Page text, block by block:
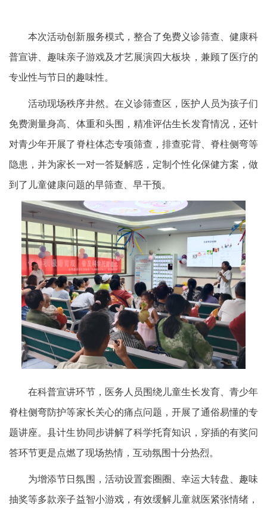
本次活动创新服务模式，整合了免费义诊筛查、健康科
普宣讲、趣味亲子游戏及才艺展演四大板块，兼顾了医疗的
专业性与节日的趣味性。
活动现场秩序井然。在义诊筛查区，医护人员为孩子们
免费测量身高、体重和头围，精准评估生长发育情况，还针
对青少年开展了脊柱体态专项筛查，排查驼背、脊柱侧弯等
隐患，并为家长一对一答疑解惑，定制个性化保健方案，做
到了儿童健康问题的早筛查、早干预。
在科普宣讲环节，医务人员围绕儿童生长发育、青少年
脊柱侧弯防护等家长关心的痛点问题，开展了通俗易懂的专
题讲座。县计生协同步讲解了科学托育知识，穿插的有奖问
答环节更是点燃了现场热情，互动氛围十分热烈。
为增添节日氛围，活动设置套圈圈、幸运大转盘、趣味
抽奖等多款亲子益智小游戏，有效缓解儿童就医紧张情绪，